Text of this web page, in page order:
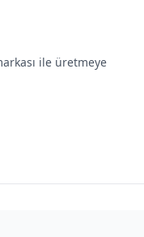
ile üretmeye